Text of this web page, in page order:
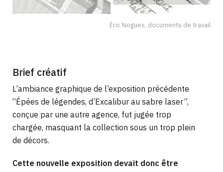
Éric Nogues, documents de travail
Brief créatif
L’ambiance graphique de l’exposition précédente
“Épées de légendes, d’Excalibur au sabre laser”,
conçue par une autre agence, fut jugée trop
chargée, masquant la collection sous un trop plein
de décors.
Cette nouvelle exposition devait donc être